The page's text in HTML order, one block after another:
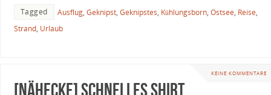
Tagged Ausflug, Geknipst, Geknipstes, Kühlungsborn, Ostsee, Reise,
Strand, Urlaub
KEINE KOMMENTARE
[Nähecke] schnelles Shirt